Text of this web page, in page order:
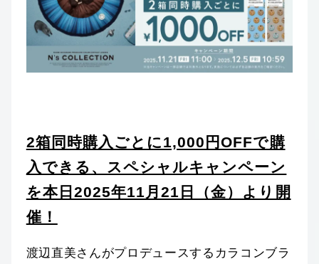
2箱同時購入ごとに1,000円OFFで購
入できる、スペシャルキャンペーン
を本日2025年11月21日（金）より開
催！
渡辺直美さんがプロデュースするカラコンブラ